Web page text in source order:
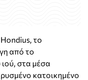
το
από το
στα μέσα
κατοικημένο